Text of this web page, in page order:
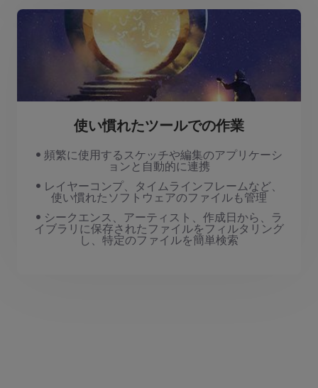
使い慣れたツールでの作業
• 頻繁に使用するスケッチや編集のアプリケーシ
ョンと自動的に連携
• レイヤーコンプ、タイムラインフレームなど、
使い慣れたソフトウェアのファイルも管理
• シークエンス、アーティスト、作成日から、ラ
イブラリに保存されたファイルをフィルタリング
し、特定のファイルを簡単検索